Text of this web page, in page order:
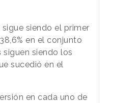
siendo el primer
en el conjunto
siguen siendo los
sucedió en el
en cada uno de